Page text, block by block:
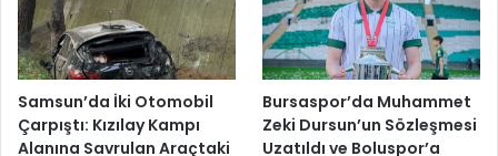
Samsun’da İki Otomobil
Çarpıştı: Kızılay Kampı
Alanına Savrulan Araçtaki
Bursaspor’da Muhammet
Zeki Dursun’un Sözleşmesi
Uzatıldı ve Boluspor’a